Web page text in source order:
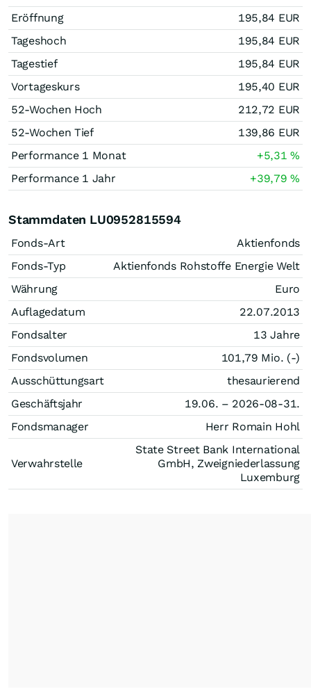
Eröffnung
195,84 EUR
Tageshoch
195,84 EUR
Tagestief
195,84 EUR
Vortageskurs
195,40 EUR
52-Wochen Hoch
212,72 EUR
52-Wochen Tief
139,86 EUR
Performance 1 Monat
+5,31%
Performance 1 Jahr
+39,79%
Stammdaten LU0952815594
Fonds-Art
Aktienfonds
Fonds-Typ
Aktienfonds Rohstoffe Energie Welt
Währung
Euro
Auflagedatum
22.07.2013
Fondsalter
13 Jahre
Fondsvolumen
101,79 Mio. (-)
Ausschüttungsart
thesaurierend
Geschäftsjahr
19.06. – 2026-08-31.
Fondsmanager
Herr Romain Hohl
Verwahrstelle
State Street Bank International
GmbH, Zweigniederlassung
Luxemburg